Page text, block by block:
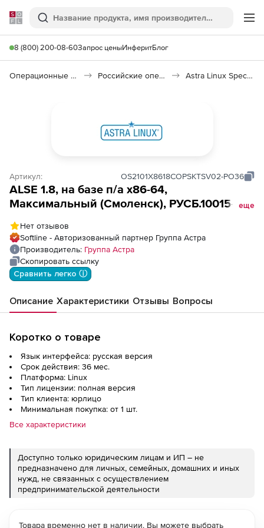
Softline
Поиск
8 (800) 200-08-60Запрос ценыИнферитБлог
Операционные системы Российские операционные системы (Импортозамещение) Astra Linux Special Edition
Артикул: OS2101X8618COPSKTSV02-PO36
ALSE 1.8, на базе п/а х86-64,
Максимальный (Смоленск), РУСБ.10015-01
сокетов или 1 виртуальный сервер, сроком
на 36 мес., с вкл.обновлениями Тип 2 на 36
мес.
еще
Нет отзывов
Softline - Авторизованный партнер Группа Астра
Производитель: Группа Астра
Скопировать ссылку
Сравнить легко ⓘ
Описание Характеристики Отзывы Вопросы
Коротко о товаре
Язык интерфейса: русская версия
Срок действия: 36 мес.
Платформа: Linux
Тип лицензии: полная версия
Тип клиента: юрлицо
Минимальная покупка: от 1 шт.
Все характеристики
Доступно только юридическим лицам и ИП – не
предназначено для личных, семейных, домашних и иных
нужд, не связанных с осуществлением
предпринимательской деятельности
Товара временно нет в наличии. Вы можете выбрать